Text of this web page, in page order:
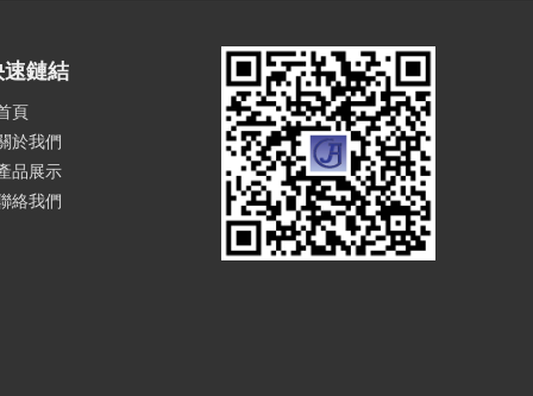
速鏈結
頁
於我們
品展示
絡我們